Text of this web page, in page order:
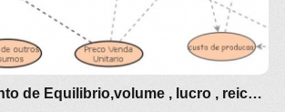
iguala a quantidade ofertada e
um bem.
o ponto de encontro entre as
e oferta.
,CT= CF + CVUx X onde C = Modelagem Ponto de Equilibrio,volume , lucro , reiceitas e vendas